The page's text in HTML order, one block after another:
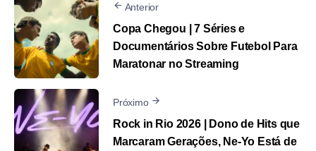
Anterior
Copa Chegou | 7 Séries e
Documentários Sobre Futebol Para
Maratonar no Streaming
Próximo
Rock in Rio 2026 | Dono de Hits que
Marcaram Gerações, Ne-Yo Está de